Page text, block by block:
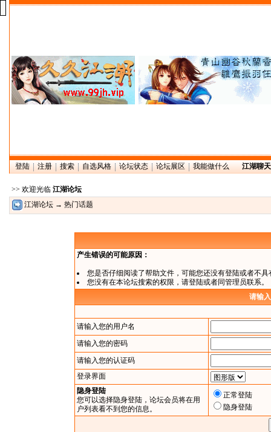
登陆 注册 搜索 自选风格 论坛状态 论坛展区 我能做什么 江湖聊
>> 欢迎光临 江湖论坛
江湖论坛 → 热门话题
产生错误的可能原因：
您是否仔细阅读了帮助文件，可能您还没有登陆或者不
您没有在本论坛搜索的权限，请登陆或者同管理员联系。
请输
请输入您的用户名
请输入您的密码
请输入您的认证码
登录界面
隐身登陆
您可以选择隐身登陆，论坛会员将在用
户列表看不到您的信息。
正常登陆
隐身登陆